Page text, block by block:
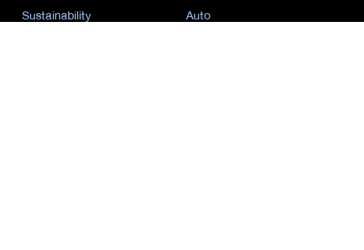
Sustainability
Auto